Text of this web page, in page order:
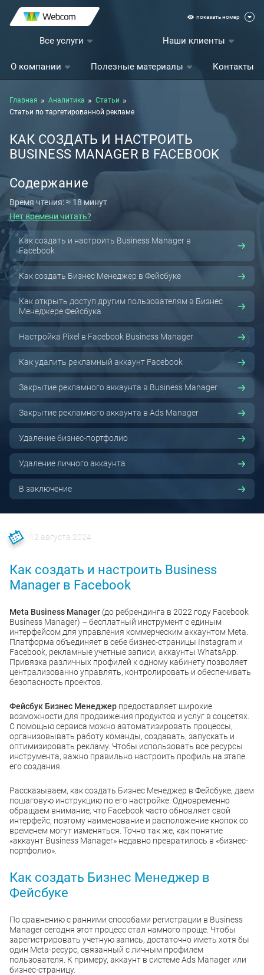
показать номер
Все услуги Наши клиенты
О компании Полезные материалы Контакты
Главная Аналитика
Статьи
Статьи по таргетированной рекламе
КАК СОЗДАТЬ И НАСТРОИТЬ
BUSINESS MANAGER В FACEBOOK
Содержание
Время чтения: ≈ 18 минут
Нет времени читать?
Как создать и настроить Business Manager в
Facebook
Как создать Бизнес Менеджер в Фейсбуке
Как открыть доступ другим пользователям в Бизнес
Менеджере Фейсбука
Настройка Pixel в Facebook Business Manager
Как удалить рекламный аккаунт Facebook
Закрытие рекламного аккаунта в Business Manager
Закрытие рекламного аккаунта в Ads Manager
Удаление бизнес-портфолио
Удаление личного аккаунта
В заключение
12 августа 2024
Как создать и настроить Business
Manager в Facebook
Meta Business Manager (до ребрендинга в 2022 году Facebook
Business Manager) – бесплатный инструмент с единым
интерфейсом для управления коммерческим аккаунтом Meta.
Платформа объединяет в себе бизнес-страницы Instagram и
Facebook, рекламные учетные записи, аккаунты WhatsApp.
Привязка различных профилей к одному кабинету позволяет
централизованно управлять, контролировать и обеспечивать
безопасность проектов.
Фейсбук Бизнес Менеджер предоставляет широкие
возможности для продвижения продуктов и услуг в соцсетях.
С помощью сервиса можно автоматизировать процессы,
организовывать работу команды, создавать, запускать и
оптимизировать рекламу. Чтобы использовать все ресурсы
инструмента, важно правильно настроить профиль на этапе
его создания.
Рассказываем, как создать Бизнес Менеджер в Фейсбуке, даем
пошаговую инструкцию по его настройке. Одновременно
обращаем внимание, что Facebook часто обновляет свой
интерфейс, поэтому наименование и расположение кнопок со
временем могут изменяться. Точно так же, как понятие
«аккаунт Business Manager» недавно превратилось в «бизнес-
портфолио».
Как создать Бизнес Менеджер в
Фейсбуке
По сравнению с ранними способами регистрации в Business
Manager сегодня этот процесс стал намного проще. Чтобы
зарегистрировать учетную запись, достаточно иметь хотя бы
один Meta-ресурс, связанный с личным профилем
пользователя. К примеру, аккаунт в системе Ads Manager или
бизнес-страницу.